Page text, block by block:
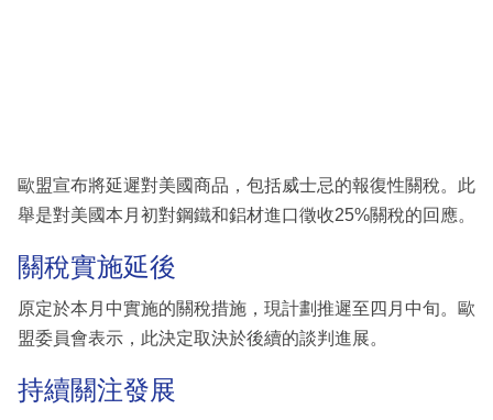
區
歐盟宣布將延遲對美國商品，包括威士忌的報復性關稅。此
舉是對美國本月初對鋼鐵和鋁材進口徵收25%關稅的回應。
關稅實施延後
原定於本月中實施的關稅措施，現計劃推遲至四月中旬。歐
盟委員會表示，此決定取決於後續的談判進展。
持續關注發展